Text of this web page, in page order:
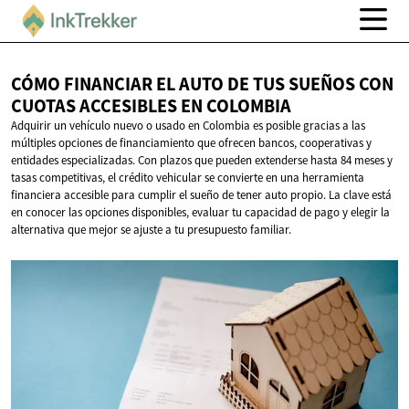
CÓMO FINANCIAR EL AUTO DE TUS SUEÑOS CON
CUOTAS ACCESIBLESEN COLOMBIA
Adquirir un vehículo nuevo o usado en Colombia es posible gracias a las
múltiples opciones de financiamiento que ofrecen bancos, cooperativas y
entidades especializadas. Con plazos que pueden extenderse hasta 84 meses y
tasas competitivas, el crédito vehicular se convierte en una herramienta
financiera accesible para cumplir el sueño de tener auto propio. La clave está
en conocer las opciones disponibles, evaluar tu capacidad de pago y elegir la
alternativa que mejor se ajuste a tu presupuesto familiar.